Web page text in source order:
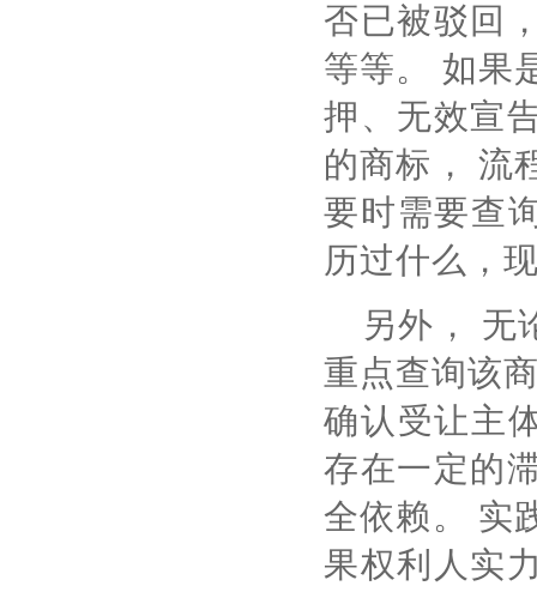
否已被驳回
等等。 如果
押、无效宣
的商标， 流
要时需要查
历过什么，
另外， 无
重点查询该
确认受让主
存在一定的
全依赖。 实
果权利人实